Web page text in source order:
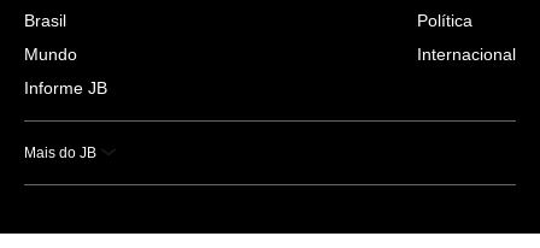
Brasil
Mundo
Informe JB
Política
Internacional
Mais do JB
Esportes